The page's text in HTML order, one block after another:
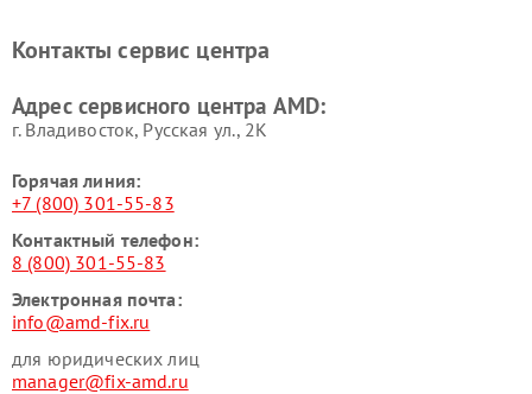
Контакты сервис центра
Адрес сервисного центра AMD:
г. Владивосток, Русская ул., 2К
Горячая линия:
+7 (800) 301-55-83
Контактный телефон:
8 (800) 301-55-83
Электронная почта:
info@amd-fix.ru
для юридических лиц
manager@fix-amd.ru